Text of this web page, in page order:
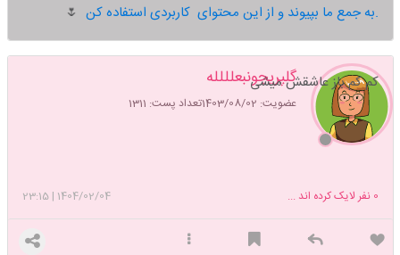
به جمع ما بپیوند و از این محتوای کاربردی استفاده کن.
🌷
گلپریجونبعلللله
عضویت: 1403/08/02 تعداد پست: 1311
کم کم باز عاشقش میشی
1404/02/04
|
23:15 0 نفر لایک کرده اند ...